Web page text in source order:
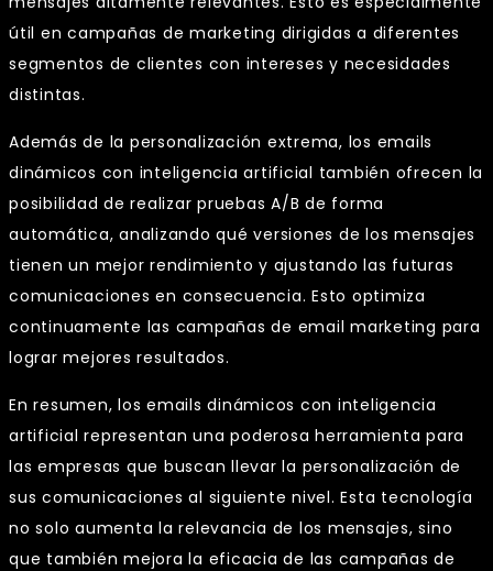
útil en campañas de marketing dirigidas a diferentes
segmentos de clientes con intereses y necesidades
distintas.
Además de la personalización extrema, los emails
dinámicos con inteligencia artificial también ofrecen la
posibilidad de realizar pruebas A/B de forma
automática, analizando qué versiones de los mensajes
tienen un mejor rendimiento y ajustando las futuras
comunicaciones en consecuencia. Esto optimiza
continuamente las campañas de email marketing para
lograr mejores resultados.
En resumen, los emails dinámicos con inteligencia
artificial representan una poderosa herramienta para
las empresas que buscan llevar la personalización de
sus comunicaciones al siguiente nivel. Esta tecnología
no solo aumenta la relevancia de los mensajes, sino
que también mejora la eficacia de las campañas de